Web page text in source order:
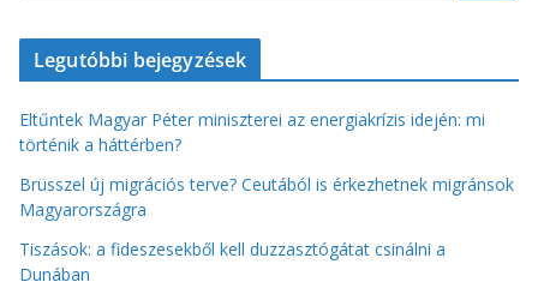
Legutóbbi bejegyzések
Eltűntek Magyar Péter miniszterei az energiakrízis idején: mi
történik a háttérben?
Brüsszel új migrációs terve? Ceutából is érkezhetnek migránsok
Magyarországra
Tiszások: a fideszesekből kell duzzasztógátat csinálni a
Dunában